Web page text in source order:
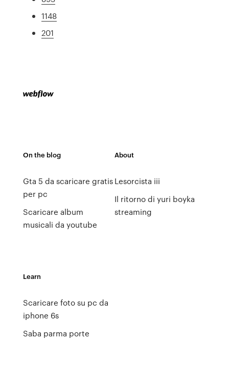
1148
201
On the blog
Gta 5 da scaricare gratis
per pc
Scaricare album
musicali da youtube
About
Lesorcista iii
Il ritorno di yuri boyka
streaming
Learn
Scaricare foto su pc da
iphone 6s
Saba parma porte